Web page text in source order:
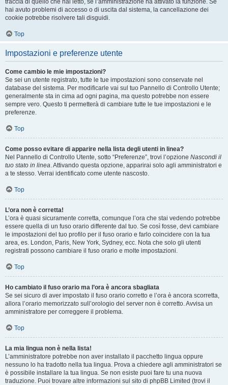
traccia di quello che hai letto, se l’amministrazione ha attivato la funzione. Se
hai avuto problemi di accesso o di uscita dal sistema, la cancellazione dei
cookie potrebbe risolvere tali disguidi.
Top
Impostazioni e preferenze utente
Come cambio le mie impostazioni?
Se sei un utente registrato, tutte le tue impostazioni sono conservate nel
database del sistema. Per modificarle vai sul tuo Pannello di Controllo Utente;
generalmente sta in cima ad ogni pagina, ma questo potrebbe non essere
sempre vero. Questo ti permetterà di cambiare tutte le tue impostazioni e le
preferenze.
Top
Come posso evitare di apparire nella lista degli utenti in linea?
Nel Pannello di Controllo Utente, sotto “Preferenze”, trovi l’opzione Nascondi il
tuo stato in linea. Attivando questa opzione, apparirai solo agli amministratori e
a te stesso. Verrai identificato come utente nascosto.
Top
L’ora non è corretta!
L’ora è quasi sicuramente corretta, comunque l’ora che stai vedendo potrebbe
essere quella di un fuso orario differente dal tuo. Se così fosse, devi cambiare
le impostazioni del tuo profilo per il fuso orario e farlo coincidere con la tua
area, es. London, Paris, New York, Sydney, ecc. Nota che solo gli utenti
registrati possono cambiare il fuso orario e molte impostazioni.
Top
Ho cambiato il fuso orario ma l’ora è ancora sbagliata
Se sei sicuro di aver impostato il fuso orario corretto e l’ora è ancora scorretta,
allora l’orario memorizzato sull’orologio del server non è corretto. Avvisa un
amministratore per correggere il problema.
Top
La mia lingua non è nella lista!
L’amministratore potrebbe non aver installato il pacchetto lingua oppure
nessuno lo ha tradotto nella tua lingua. Prova a chiedere agli amministratori se
è possibile installare la tua lingua. Se non esiste puoi fare tu una nuova
traduzione. Puoi trovare altre informazioni sul sito di phpBB Limited (trovi il